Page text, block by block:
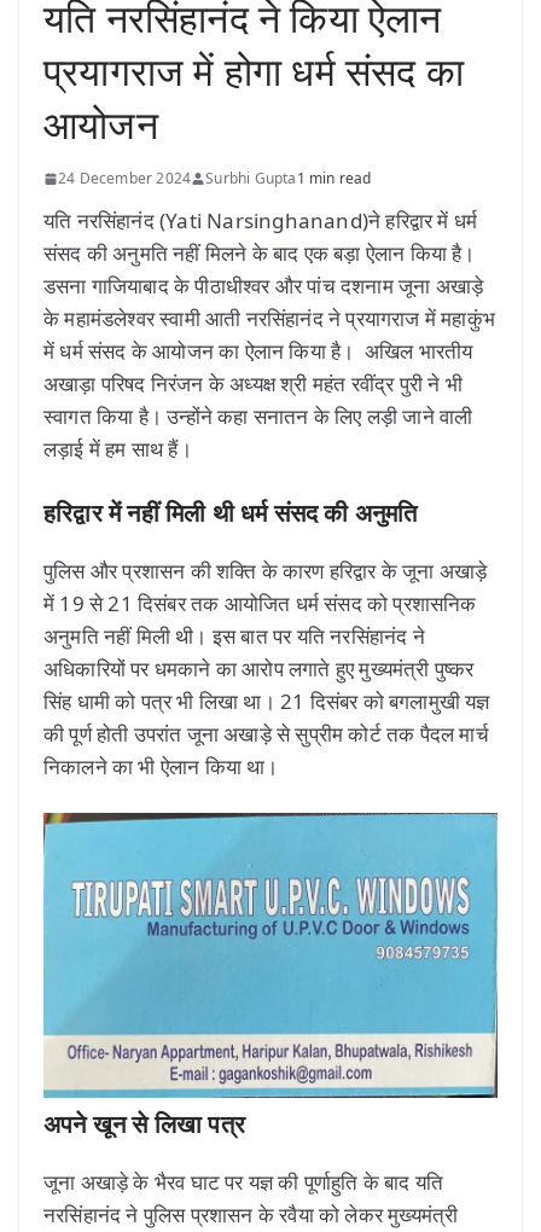
यति नरसिंहानंद ने किया ऐलान
प्रयागराज में होगा धर्म संसद का
आयोजन
24 December 2024 Surbhi Gupta1 min read
यति नरसिंहानंद (Yati Narsinghanand)ने हरिद्वार में धर्म
संसद की अनुमति नहीं मिलने के बाद एक बड़ा ऐलान किया है।
डसना गाजियाबाद के पीठाधीश्वर और पांच दशनाम जूना अखाड़े
के महामंडलेश्वर स्वामी आती नरसिंहानंद ने प्रयागराज में महाकुंभ
में धर्म संसद के आयोजन का ऐलान किया है। अखिल भारतीय
अखाड़ा परिषद निरंजन के अध्यक्ष श्री महंत रवींद्र पुरी ने भी
स्वागत किया है। उन्होंने कहा सनातन के लिए लड़ी जाने वाली
लड़ाई में हम साथ हैं।
हरिद्वार में नहीं मिली थी धर्म संसद की अनुमति
पुलिस और प्रशासन की शक्ति के कारण हरिद्वार के जूना अखाड़े
में 19 से 21 दिसंबर तक आयोजित धर्म संसद को प्रशासनिक
अनुमति नहीं मिली थी। इस बात पर यति नरसिंहानंद ने
अधिकारियों पर धमकाने का आरोप लगाते हुए मुख्यमंत्री पुष्कर
सिंह धामी को पत्र भी लिखा था। 21 दिसंबर को बगलामुखी यज्ञ
की पूर्ण होती उपरांत जूना अखाड़े से सुप्रीम कोर्ट तक पैदल मार्च
निकालने का भी ऐलान किया था।
अपने खून से लिखा पत्र
जूना अखाड़े के भैरव घाट पर यज्ञ की पूर्णाहुति के बाद यति
नरसिंहानंद ने पुलिस प्रशासन के रवैया को लेकर मुख्यमंत्री